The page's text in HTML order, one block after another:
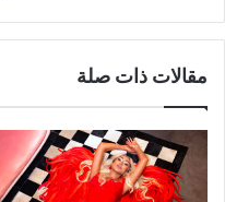
مقالات ذات صلة